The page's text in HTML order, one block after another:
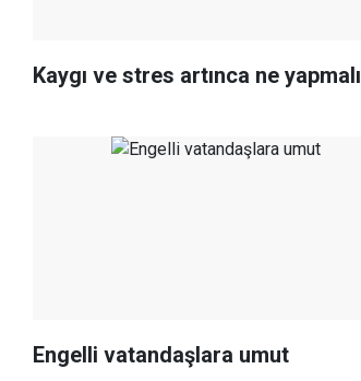
Kaygı ve stres artınca ne yapmalı
Engelli vatandaşlara umut